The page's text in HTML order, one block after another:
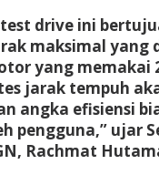
drive ini
maksimal yang
yang memakai
jarak tempuh
angka efisiensi
pengguna,” ujar
Rachmat